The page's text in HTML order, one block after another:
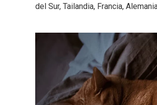
del Sur, Tailandia, Francia,